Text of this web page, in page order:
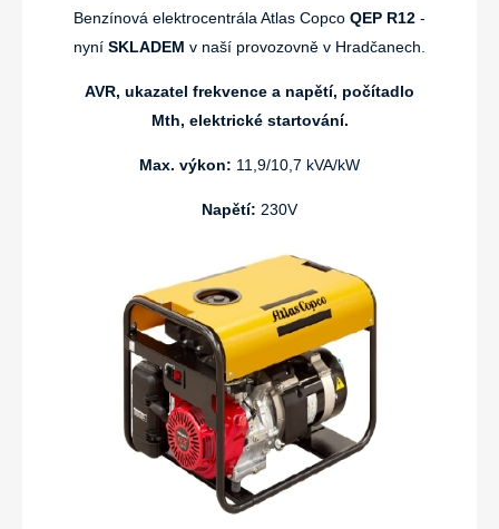
Benzínová elektrocentrála Atlas Copco QEP R12 -
nyní SKLADEM v naší provozovně v Hradčanech.
AVR, ukazatel frekvence a napětí, počítadlo
Mth, elektrické startování.
Max. výkon: 11,9/10,7 kVA/kW
Napětí: 230V